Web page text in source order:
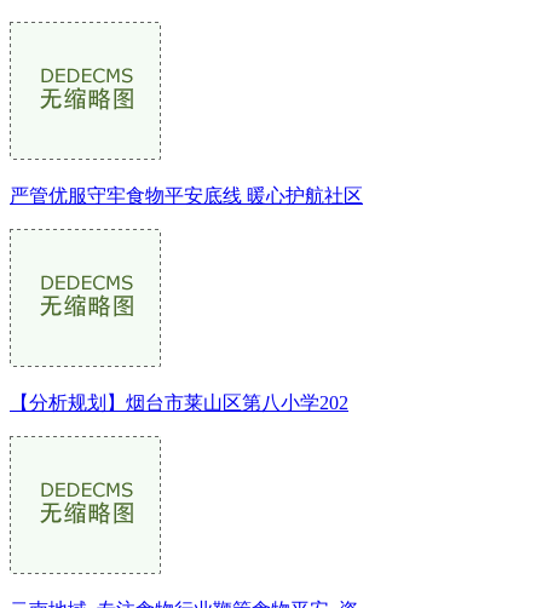
严管优服守牢食物平安底线 暖心护航社区
【分析规划】烟台市莱山区第八小学202